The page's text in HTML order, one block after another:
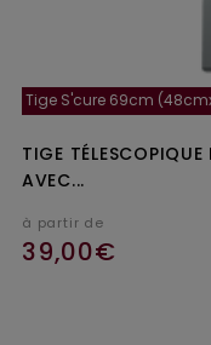
Tige S'cure 69cm
TIGE
AVEC...
à partir de
39,00€